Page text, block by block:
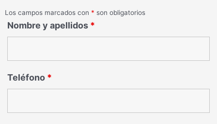
Los campos marcados con * son obligatorios
Nombre y apellidos *
Teléfono *